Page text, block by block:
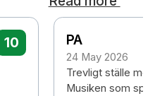
10 PA
24 May 2026
Trevligt ställe
Musiken som